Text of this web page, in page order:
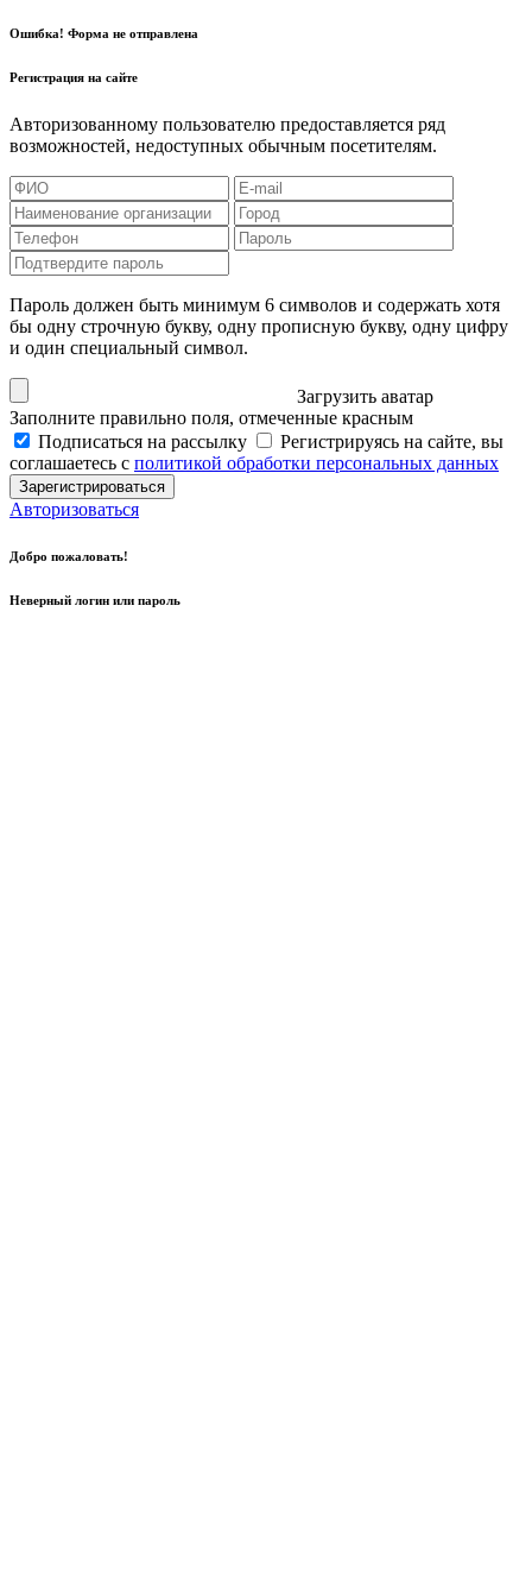
Ошибка! Форма не отправлена
Регистрация на сайте
Авторизованному пользователю предоставляется ряд
возможностей, недоступных обычным посетителям.
Пароль должен быть минимум 6 символов и содержать хотя
бы одну строчную букву, одну прописную букву, одну цифру
и один специальный символ.
Загрузить аватар
Заполните правильно поля, отмеченные красным
Подписаться на рассылку
Регистрируясь на сайте, вы
соглашаетесь с политикой обработки персональных данных
Зарегистрироваться
Авторизоваться
Добро пожаловать!
Неверный логин или пароль